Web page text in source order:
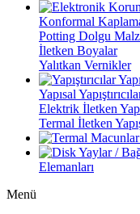
Konformal
Potting Dolgu
İletken Boyalar
Yalıtkan Vernikler
Yapısal
Elektrik İletken
Termal İletken
Elemanları
Menü